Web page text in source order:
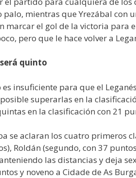
palo, mientras que Yrezábal con
marcar el gol de la victoria para
pero que le hace volver a
quinto
es insuficiente para que el
superarlas en la
en la clasificación con 21
se aclaran los cuatro primeros
Roldán (segundo, con 37
las distancias y deja
y noveno a Cidade de As